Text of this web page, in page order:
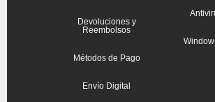
Devoluciones y
Reembolsos
Métodos de Pago
Envío Digital